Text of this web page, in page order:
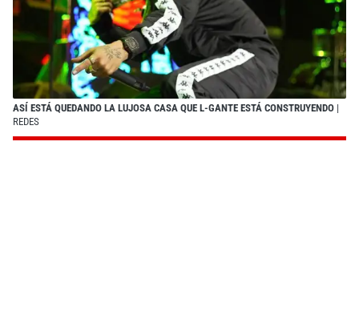
ASÍ ESTÁ QUEDANDO LA LUJOSA CASA QUE L-GANTE ESTÁ CONSTRUYENDO |
REDES